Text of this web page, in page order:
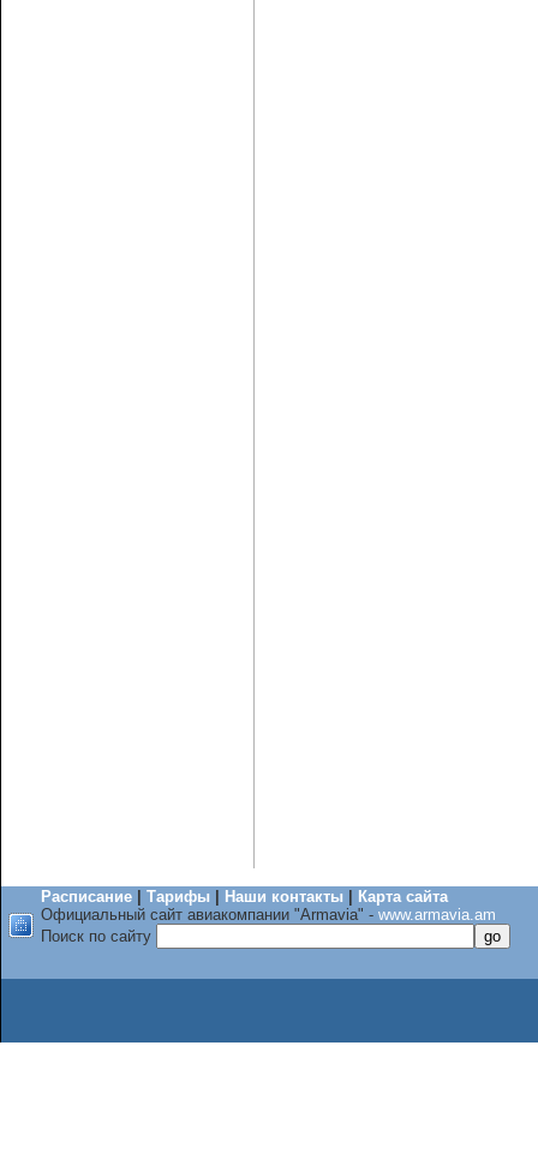
Расписание Тарифы Наши контакты
Карта сайта
Официальный сайт авиакомпании "Armavia" - www.armavia.am
Поиск по сайту